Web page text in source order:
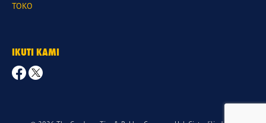
TOKO
IKUTI KAMI